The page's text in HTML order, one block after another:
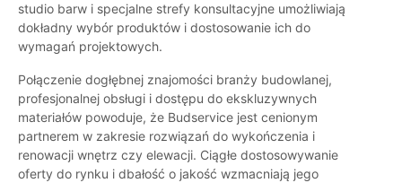
studio barw i specjalne strefy konsultacyjne umożliwiają
dokładny wybór produktów i dostosowanie ich do
wymagań projektowych.
Połączenie dogłębnej znajomości branży budowlanej,
profesjonalnej obsługi i dostępu do ekskluzywnych
materiałów powoduje, że Budservice jest cenionym
partnerem w zakresie rozwiązań do wykończenia i
renowacji wnętrz czy elewacji. Ciągłe dostosowywanie
oferty do rynku i dbałość o jakość wzmacniają jego